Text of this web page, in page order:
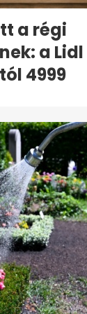
a régi
a Lidl
4999